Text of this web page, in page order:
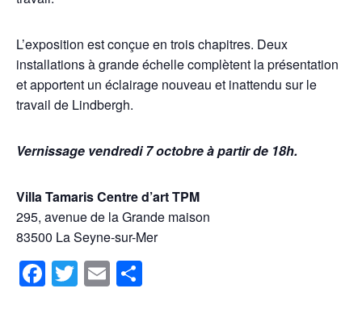
L’exposition est conçue en trois chapitres. Deux
installations à grande échelle complètent la présentation
et apportent un éclairage nouveau et inattendu sur le
travail de Lindbergh.
Vernissage vendredi 7 octobre à partir de 18h.
Villa Tamaris Centre d’art TPM
295, avenue de la Grande maison
83500 La Seyne-sur-Mer
Facebook
Twitter
Email